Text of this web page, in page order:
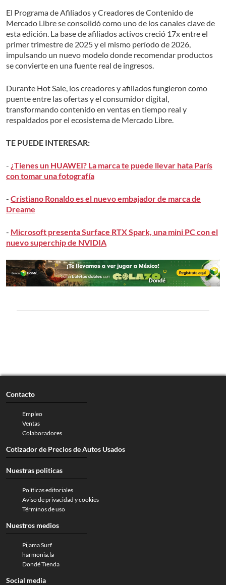
El Programa de Afiliados y Creadores de Contenido de
Mercado Libre se consolidó como uno de los canales clave de
esta edición. La base de afiliados activos creció 17x entre el
primer trimestre de 2025 y el mismo período de 2026,
impulsando un nuevo modelo donde recomendar productos
se convierte en una fuente real de ingresos.
Durante Hot Sale, los creadores y afiliados fungieron como
puente entre las ofertas y el consumidor digital,
transformando contenido en ventas en tiempo real y
respaldados por el ecosistema de Mercado Libre.
TE PUEDE INTERESAR:
- ¿Tienes un HUAWEI? La marca te puede llevar hata París
con tomar una fotografía
- Cristiano Ronaldo es el nuevo embajador de marca de
Dreame
- Microsoft presenta Surface RTX Spark, una mini PC con el
nuevo superchip de NVIDIA
Contacto
Empleo
Ventas
Colaboradores
Cotizador de Precios de Autos Usados
Nuestras politicas
Políticas editoriales
Aviso de privacidad y cookies
Términos de uso
Nuestros medios
Pijama Surf
harmonia.la
Dondé Tienda
Social media